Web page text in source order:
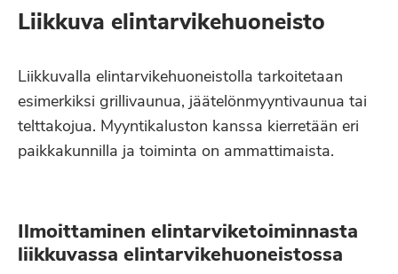
Liikkuva elintarvikehuoneisto
Liikkuvalla elintarvikehuoneistolla tarkoitetaan
esimerkiksi grillivaunua, jäätelönmyyntivaunua tai
telttakojua. Myyntikaluston kanssa kierretään eri
paikkakunnilla ja toiminta on ammattimaista.
Ilmoittaminen elintarviketoiminnasta
liikkuvassa elintarvikehuoneistossa